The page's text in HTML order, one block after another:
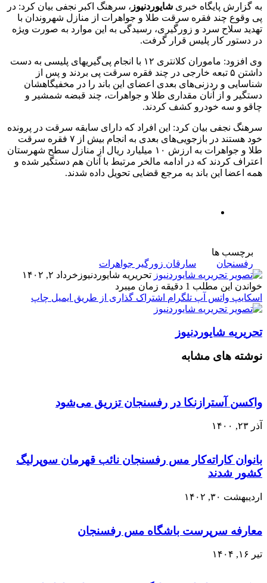
به گزارش پایگاه خبری شایوردنیوز ، سرهنگ اکبر نجفی بیان کرد: در
پی وقوع چند فقره سرقت طلا و جواهرات از منازل شهروندان با
تهدید سلاح سرد و زورگیری، رسیدگی به این موارد به صورت ویژه
در دستور کار پلیس قرار گرفت.
وی افزود: ماموران کلانتری ۱۲ با انجام پی‌گیریهای پلیسی به دست
داشتن ۵ تبعه خارجی در چند فقره سرقت‌ پی بردند و پس از
شناسایی و ردزنی‌های بعدی اعضای این‌ باند را در مخفیگاهشان
دستگیر و از آنان مقداری طلا و جواهرات، چند قبضه شمشیر و
چاقو و سه خودرو کشف کردند.
سرهنگ نجفی بیان کرد: این افراد که دارای سابقه سرقت در پرونده
خود هستند در بازجویی‌های بعدی به انجام بیش از ۷ فقره سرقت
طلا و جواهرات به ارزش ۱۰ میلیارد ریال از منازل سطح شهرستان
اعتراف کردند که در ادامه مالخر مرتبط با آنان هم دستگیر شده و
همه اعضا این باند به مرجع قضایی تحویل داده شدند‌.
برچسب ها
رفسنجان
سارقان زورگیر جواهرات
تحریریه شایوردنیوز خرداد ۲, ۱۴۰۲
خواندن این مطلب 1 دقیقه زمان میبرد
اسکایپ واتس آپ تلگرام اشتراک گذاری از طریق ایمیل چاپ
تحریریه شایوردنیوز
نوشته های مشابه
واکسن‌ آسترازنکا در رفسنجان تزریق می‌شود
آذر ۲۳, ۱۴۰۰
بانوان کاراته‌کار مس رفسنجان نائب قهرمان سوپرلیگ
کشور شدند
اردیبهشت ۳۰, ۱۴۰۲
معارفه سرپرست باشگاه مس رفسنجان
تیر ۱۶, ۱۴۰۴